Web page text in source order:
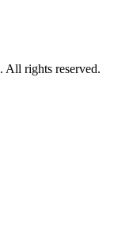
. All rights reserved.